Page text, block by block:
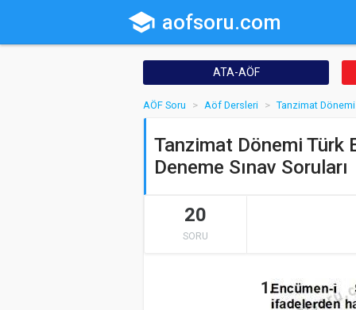
school aofsoru.com
ATA-AÖF
AÖF Soru Aöf Dersleri Tanzimat Dönemi
Tanzimat Dönemi Türk
Deneme Sınav Soruları
20
SORU
1.